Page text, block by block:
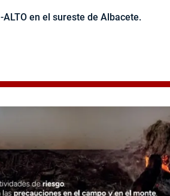
-ALTO en el sureste de Albacete.